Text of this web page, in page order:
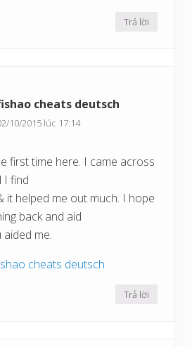
Trả lời
cheats deutsch
10/2015 lúc 17:14
first time here. I came across
I find
it helped me out much. I hope
back and aid
me.
cheats deutsch
Trả lời